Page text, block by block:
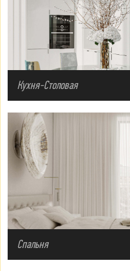
Кухня-Столовая
Спальня